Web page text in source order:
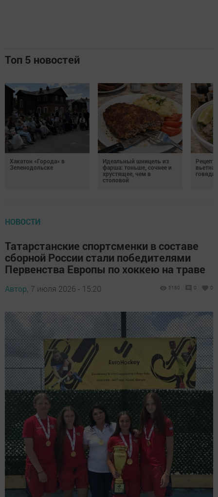
Топ 5 новостей
Хакатон «Города» в
Зеленодольске
Идеальный шницель из
фарша: тоньше, сочнее и
хрустящее, чем в
столовой
Рецепт
НОВОСТИ
Татарстанские спортсменки в составе
сборной России стали победителями
Первенства Европы по хоккею на траве
Автор, 7 июля 2026 - 15:20 5180 0 0